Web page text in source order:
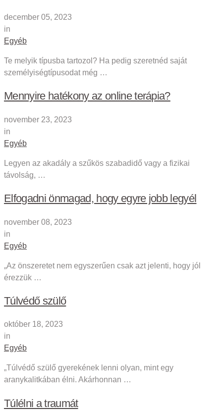
december 05, 2023
in
Egyéb
Te melyik típusba tartozol? Ha pedig szeretnéd saját
személyiségtípusodat még …
Mennyire hatékony az online terápia?
november 23, 2023
in
Egyéb
Legyen az akadály a szűkös szabadidő vagy a fizikai
távolság, …
Elfogadni önmagad, hogy egyre jobb legyél
november 08, 2023
in
Egyéb
„Az önszeretet nem egyszerűen csak azt jelenti, hogy jól
érezzük …
Túlvédő szülő
október 18, 2023
in
Egyéb
„Túlvédő szülő gyerekének lenni olyan, mint egy
aranykalitkában élni. Akárhonnan …
Túlélni a traumát